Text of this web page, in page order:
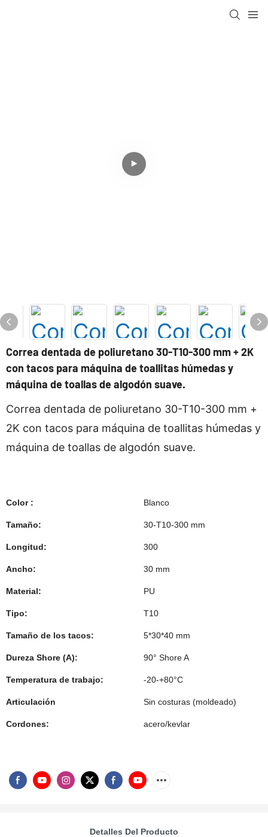
Correa dentada de poliuretano 30-T10-300 mm + 2K
con tacos para máquina de toallitas húmedas y
máquina de toallas de algodón suave.
Correa dentada de poliuretano 30-T10-300 mm +
2K con tacos para máquina de toallitas húmedas y
máquina de toallas de algodón suave.
Color : Blanco
Tamaño: 30-T10-300 mm
Longitud: 300
Ancho: 30 mm
Material: PU
Tipo: T10
Tamaño de los tacos: 5*30*40 mm
Dureza Shore (A): 90° Shore A
Temperatura de trabajo: -20-+80°C
Articulación Sin costuras (moldeado)
Cordones: acero/kevlar
Detalles Del Producto